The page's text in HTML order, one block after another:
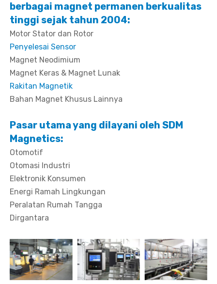
berbagai magnet permanen berkualitas
tinggi sejak tahun 2004:
Motor Stator dan Rotor
Penyelesai Sensor
Magnet Neodimium
Magnet Keras & Magnet Lunak
Rakitan Magnetik
Bahan Magnet Khusus Lainnya
Pasar utama yang dilayani oleh SDM
Magnetics:
Otomotif
Otomasi Industri
Elektronik Konsumen
Energi Ramah Lingkungan
Peralatan Rumah Tangga
Dirgantara